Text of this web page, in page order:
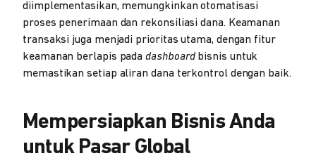
diimplementasikan, memungkinkan otomatisasi
proses penerimaan dan rekonsiliasi dana. Keamanan
transaksi juga menjadi prioritas utama, dengan fitur
keamanan berlapis padadashboardbisnis untuk
memastikan setiap aliran dana terkontrol dengan baik.
Mempersiapkan Bisnis Anda
untuk Pasar Global